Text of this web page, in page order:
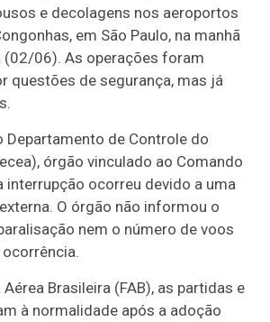
e decolagens nos aeroportos
em São Paulo, na manhã
06). As operações foram
questões de segurança, mas já
Departamento de Controle do
órgão vinculado ao Comando
interrupção ocorreu devido a uma
O órgão não informou o
nem o número de voos
Brasileira (FAB), as partidas e
à normalidade após a adoção